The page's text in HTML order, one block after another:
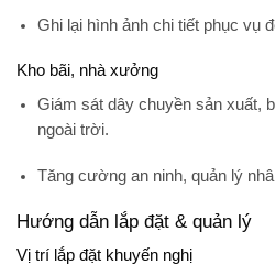
Ghi lại hình ảnh chi tiết phục vụ
Kho bãi, nhà xưởng
Giám sát dây chuyền sản xuất,
ngoài trời.
Tăng cường an ninh, quản lý
Hướng dẫn lắp đặt & quản lý
Vị trí lắp đặt khuyến nghị